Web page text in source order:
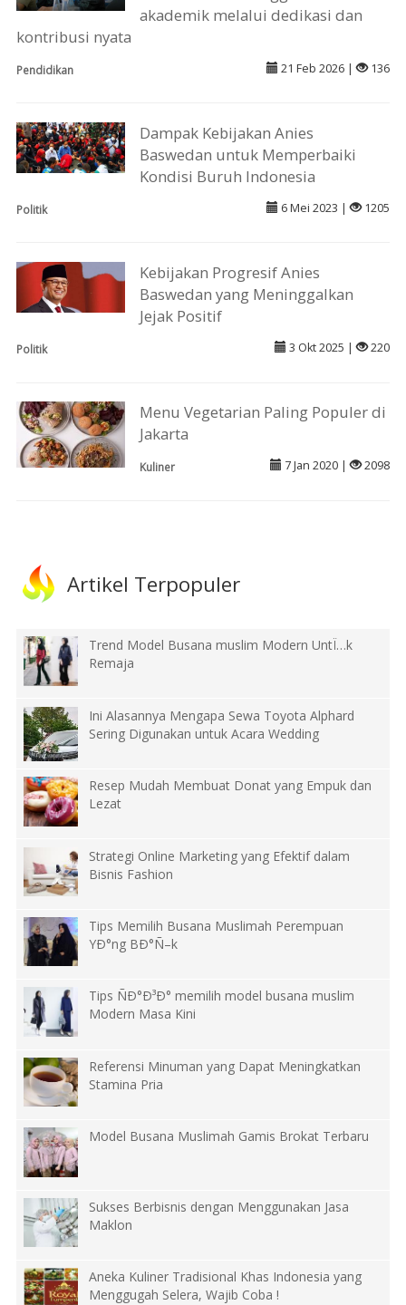
akademik melalui dedikasi dan
kontribusi nyata
Pendidikan 21 Feb 2026 | 136
Dampak Kebijakan Anies
Baswedan untuk Memperbaiki
Kondisi Buruh Indonesia
Politik 6 Mei 2023 | 1205
Kebijakan Progresif Anies
Baswedan yang Meninggalkan
Jejak Positif
Politik 3 Okt 2025 | 220
Menu Vegetarian Paling Populer di
Jakarta
Kuliner 7 Jan 2020 | 2098
Artikel Terpopuler
Trend Model Busana muslim Modern UntÏ…k
Remaja
Ini Alasannya Mengapa Sewa Toyota Alphard
Sering Digunakan untuk Acara Wedding
Resep Mudah Membuat Donat yang Empuk dan
Lezat
Strategi Online Marketing yang Efektif dalam
Bisnis Fashion
Tips Memilih Busana Muslimah Perempuan
YÐ°ng BÐ°Ñ–k
Tips ÑÐ°Ð³Ð° memilih model busana muslim
Modern Masa Kini
Referensi Minuman yang Dapat Meningkatkan
Stamina Pria
Model Busana Muslimah Gamis Brokat Terbaru
Sukses Berbisnis dengan Menggunakan Jasa
Maklon
Aneka Kuliner Tradisional Khas Indonesia yang
Menggugah Selera, Wajib Coba !